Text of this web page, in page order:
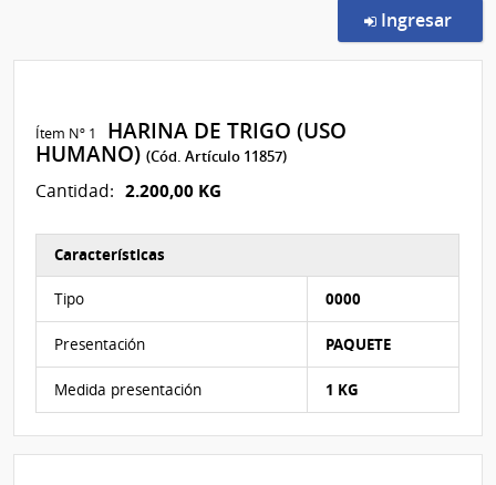
Ingresar
Ítem Nº 1
HARINA DE TRIGO (USO
HUMANO)(Cód. Artículo 11857)
Cantidad: 2.200,00 KG
Características
Tipo 0000
Presentación PAQUETE
Medida presentación 1 KG